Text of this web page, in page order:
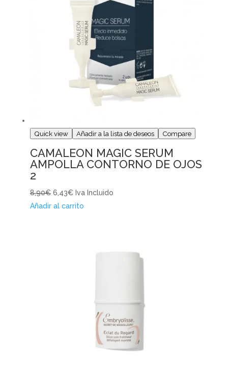
Quick view Añadir a la lista de deseos Compare
CAMALEON MAGIC SERUM
AMPOLLA CONTORNO DE OJOS
2
8,90€ 6,43€ Iva Incluido
Añadir al carrito